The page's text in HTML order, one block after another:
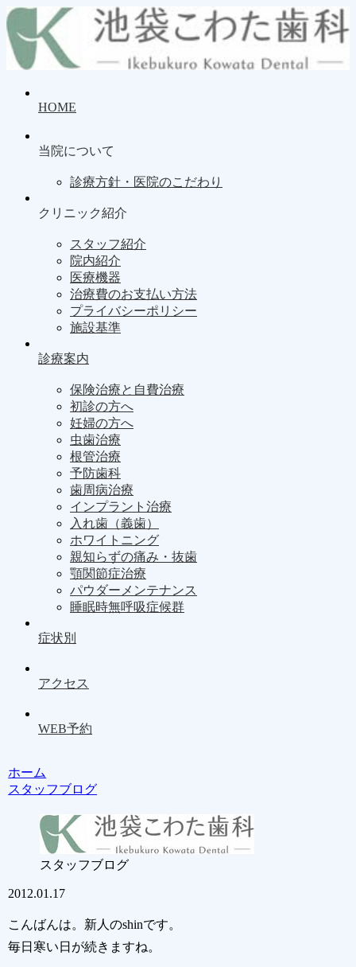
HOME
当院について
診療方針・医院のこだわり
クリニック紹介
スタッフ紹介
院内紹介
医療機器
治療費のお支払い方法
プライバシーポリシー
施設基準
診療案内
保険治療と自費治療
初診の方へ
妊婦の方へ
虫歯治療
根管治療
予防歯科
歯周病治療
インプラント治療
入れ歯（義歯）
ホワイトニング
親知らずの痛み・抜歯
顎関節症治療
パウダーメンテナンス
睡眠時無呼吸症候群
症状別
アクセス
WEB予約
ホーム
スタッフブログ
スタッフブログ
2012.01.17
こんばんは。新人のshinです。
毎日寒い日が続きますね。